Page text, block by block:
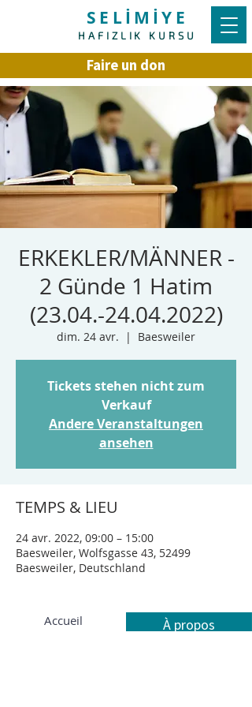
SELİMİYE
HAFIZLIK KURSU
Faire un don
ERKEKLER/MÄNNER -
2 Günde 1 Hatim
(23.04.-24.04.2022)
dim. 24 avr.
  |
Baesweiler
Tickets stehen nicht zum
Verkauf
Andere Veranstaltungen
ansehen
TEMPS & LIEU
24 avr. 2022, 09:00 – 15:00
Baesweiler, Wolfsgasse 43, 52499
Baesweiler, Deutschland
Accueil À propos